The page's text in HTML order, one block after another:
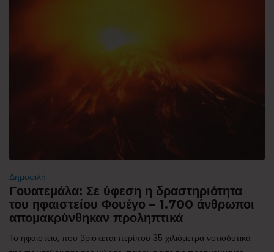
Δημοφιλή
Γουατεμάλα: Σε ύφεση η δραστηριότητα
του ηφαιστείου Φουέγο – 1.700 άνθρωποι
απομακρύνθηκαν προληπτικά
Το ηφαίστειο, που βρίσκεται περίπου 35 χιλιόμετρα νοτιοδυτικά